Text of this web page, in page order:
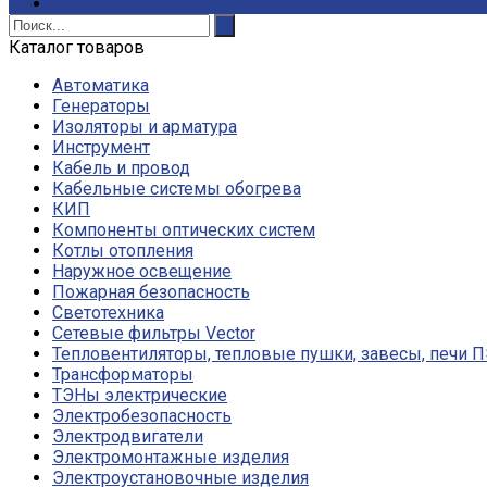
Каталог товаров
Автоматика
Генераторы
Изоляторы и арматура
Инструмент
Кабель и провод
Кабельные системы обогрева
КИП
Компоненты оптических систем
Котлы отопления
Наружное освещение
Пожарная безопасность
Светотехника
Сетевые фильтры Vector
Тепловентиляторы, тепловые пушки, завесы, печи
Трансформаторы
ТЭНы электрические
Электробезопасность
Электродвигатели
Электромонтажные изделия
Электроустановочные изделия